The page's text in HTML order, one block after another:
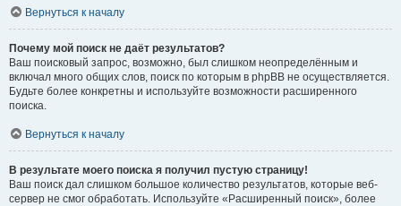
Вернуться к началу
Почему мой поиск не даёт результатов?
Ваш поисковый запрос, возможно, был слишком неопределённым и
включал много общих слов, поиск по которым в phpBB не осуществляется.
Будьте более конкретны и используйте возможности расширенного
поиска.
Вернуться к началу
В результате моего поиска я получил пустую страницу!
Ваш поиск дал слишком большое количество результатов, которые веб-
сервер не смог обработать. Используйте «Расширенный поиск», более